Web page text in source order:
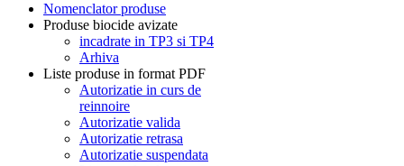
Nomenclator produse
Produse biocide avizate
incadrate in TP3 si TP4
Arhiva
Liste produse in format PDF
Autorizatie in curs de
reinnoire
Autorizatie valida
Autorizatie retrasa
Autorizatie suspendata